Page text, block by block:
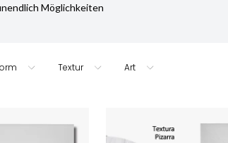
Möglichkeiten
Textur Art